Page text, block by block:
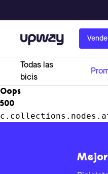
Upway
Todas las
bicis
Oops
500